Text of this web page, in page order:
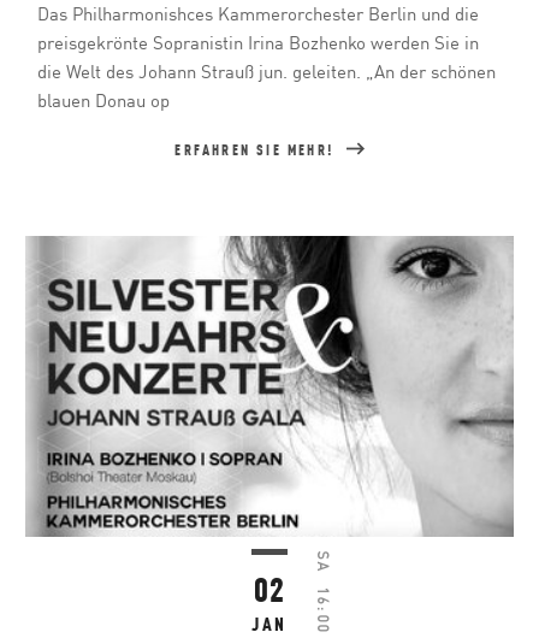
Das Philharmonishces Kammerorchester Berlin und die
preisgekrönte Sopranistin Irina Bozhenko werden Sie in
die Welt des Johann Strauß jun. geleiten. „An der schönen
blauen Donau op
ERFAHREN SIE MEHR!
02
JAN
SA
16:00